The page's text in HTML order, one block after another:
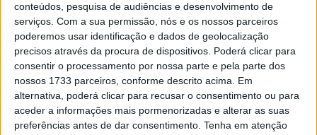
conteúdos, pesquisa de audiências e desenvolvimento de
serviços. Com a sua permissão, nós e os nossos parceiros
poderemos usar identificação e dados de geolocalização
precisos através da procura de dispositivos. Poderá clicar para
consentir o processamento por nossa parte e pela parte dos
nossos 1733 parceiros, conforme descrito acima. Em
alternativa, poderá clicar para recusar o consentimento ou para
aceder a informações mais pormenorizadas e alterar as suas
preferências antes de dar consentimento. Tenha em atenção
público:Bruna Andrade, Cristina Oliveira, Heitor
Lourenço, Fernando Gomes e Joana França.
Esta e outras notícias para ouvir na Estação Diária – 96.8
FM ou emwww.968.fm
Pub